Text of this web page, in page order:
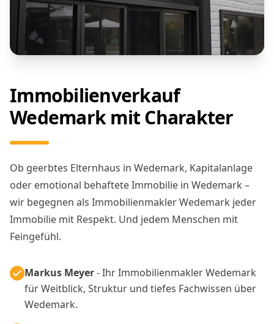
Immobilienverkauf
Wedemark mit Charakter
Ob geerbtes Elternhaus in Wedemark, Kapitalanlage
oder emotional behaftete Immobilie in Wedemark –
wir begegnen als Immobilienmakler Wedemark jeder
Immobilie mit Respekt. Und jedem Menschen mit
Feingefühl.
Markus Meyer- Ihr Immobilienmakler Wedemark
für Weitblick, Struktur und tiefes Fachwissen über
Wedemark.